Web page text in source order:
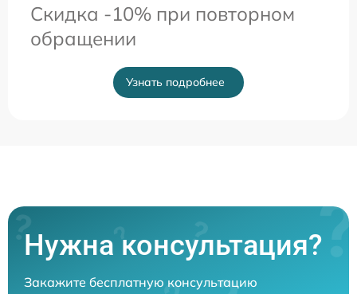
Скидка -10% при повторном
обращении
Узнать подробнее
Нужна консультация?
Закажите бесплатную консультацию